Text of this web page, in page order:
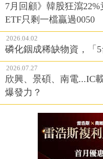
7月回顧》韓股狂瀉
ETF只剩一檔贏過0050
2026.04.02
磷化銦成稀缺物資，「
2026.07.27
欣興、景碩、南電...IC
爆發力？